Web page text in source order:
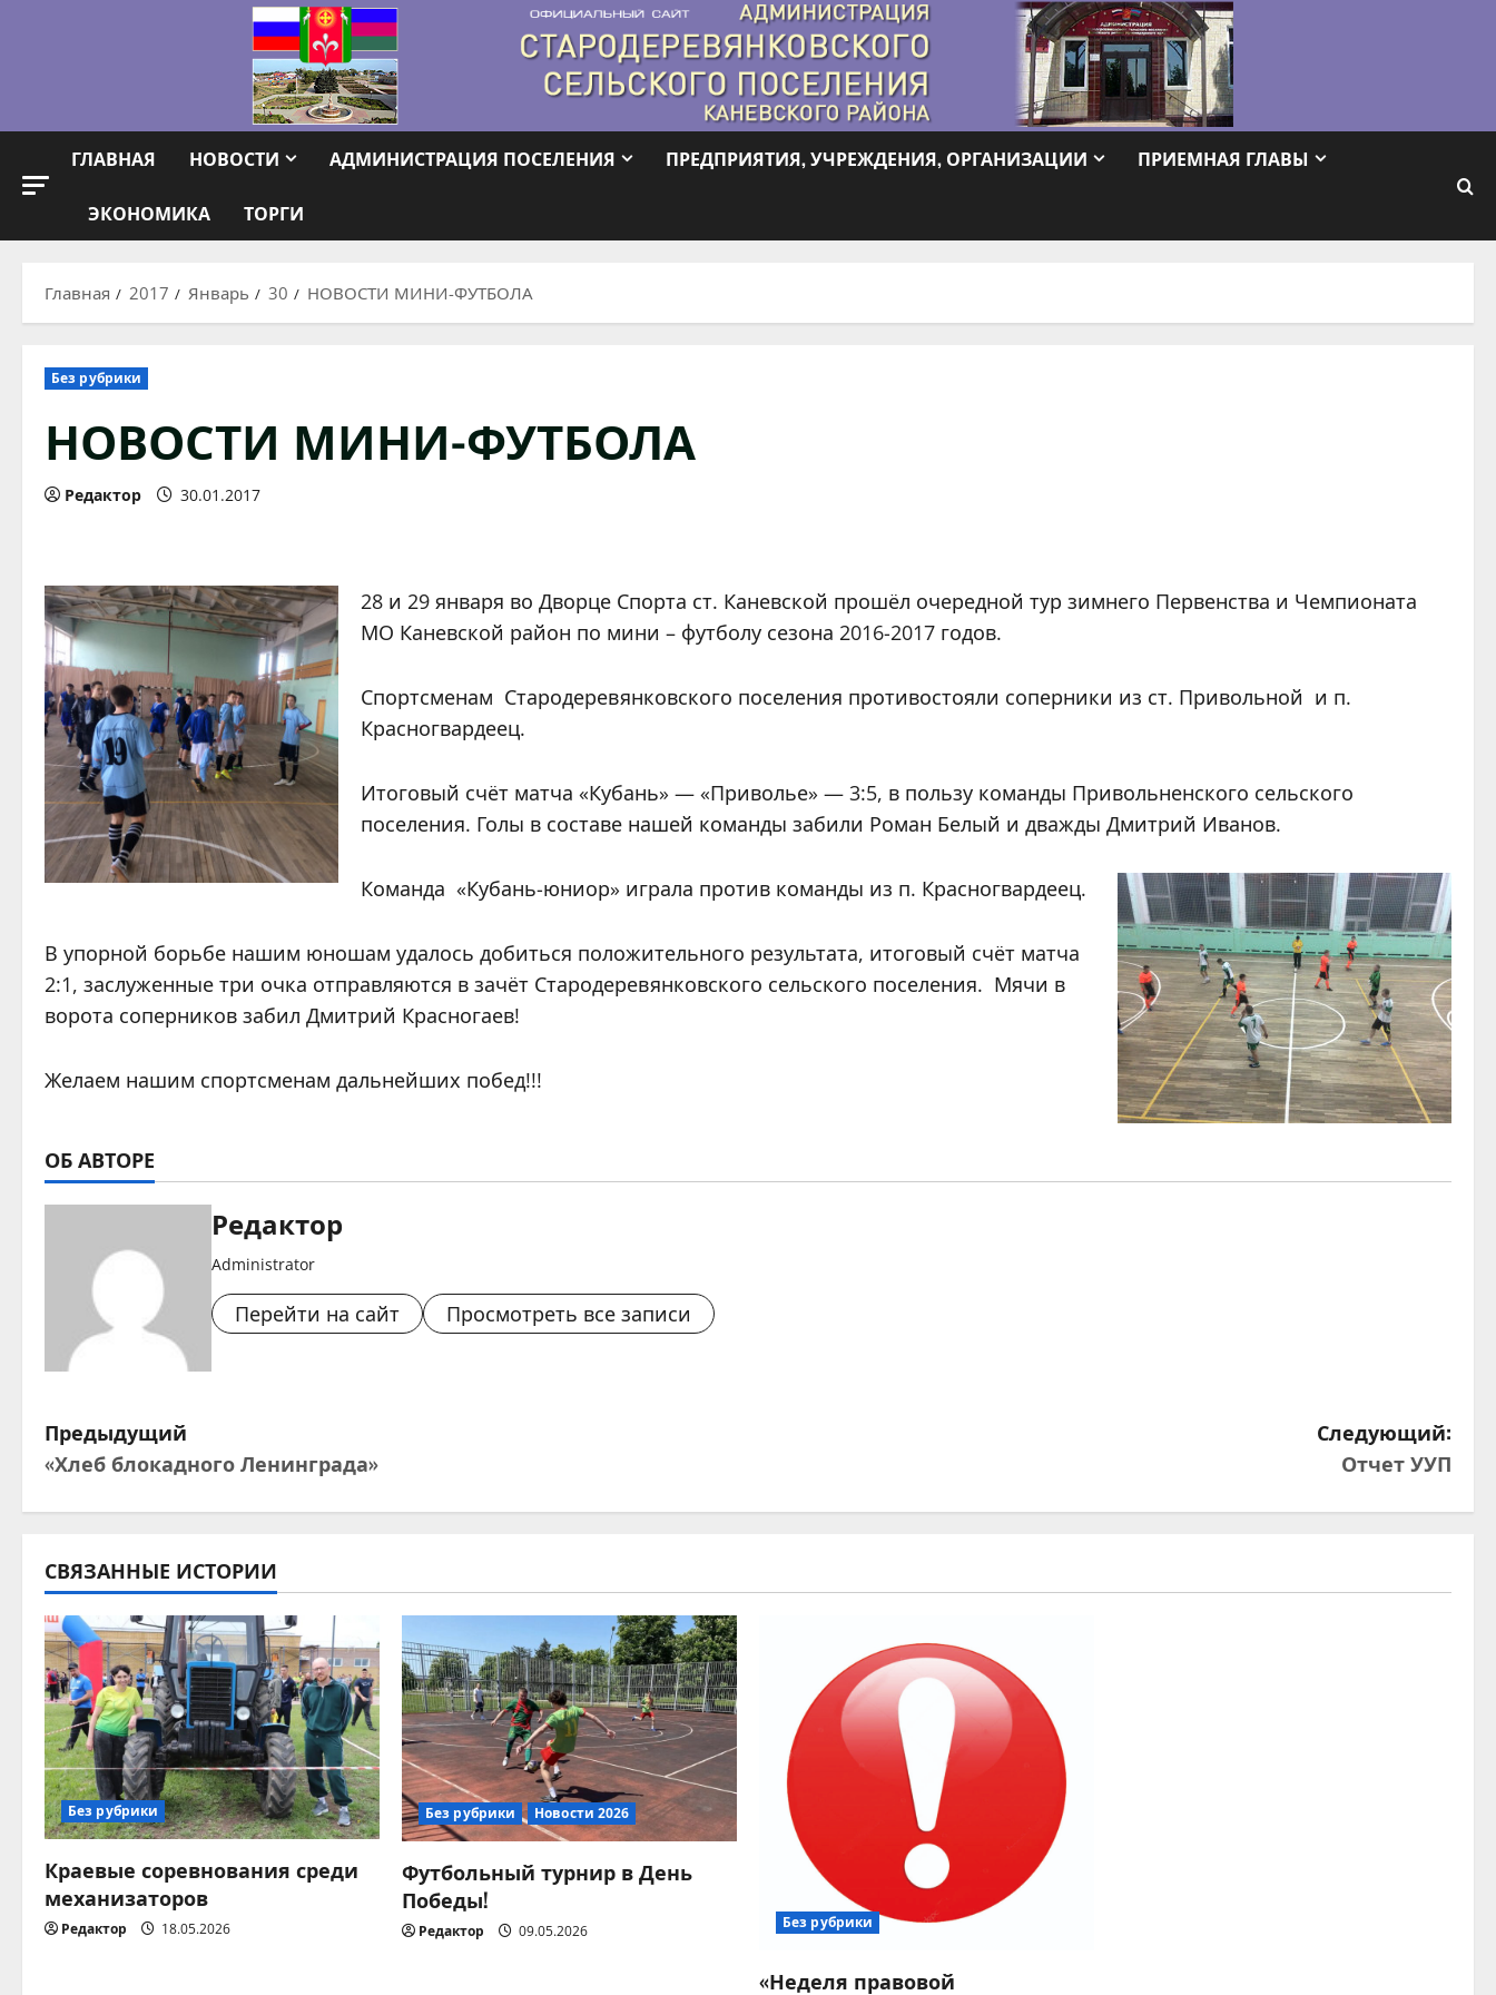
ГЛАВНАЯ НОВОСТИ АДМИНИСТРАЦИЯ ПОСЕЛЕНИЯ ПРЕДПРИЯТИЯ, УЧРЕЖДЕНИЯ, ОРГАНИЗАЦИИ ПРИЕМНАЯ ГЛАВЫ
ЭКОНОМИКА ТОРГИ
Главная 2017 Январь 30 НОВОСТИ МИНИ-ФУТБОЛА
Без рубрики
НОВОСТИ МИНИ-ФУТБОЛА
Редактор 30.01.2017
28 и 29 января во Дворце Спорта ст. Каневской прошёл очередной тур зимнего Первенства и Чемпионата
МО Каневской район по мини – футболу сезона 2016-2017 годов.
Спортсменам Стародеревянковского поселения противостояли соперники из ст. Привольной и п.
Красногвардеец.
Итоговый счёт матча «Кубань» — «Приволье» — 3:5, в пользу команды Привольненского сельского
поселения. Голы в составе нашей команды забили Роман Белый и дважды Дмитрий Иванов.
Команда «Кубань-юниор» играла против команды из п. Красногвардеец.
В упорной борьбе нашим юношам удалось добиться положительного результата, итоговый счёт матча
2:1, заслуженные три очка отправляются в зачёт Стародеревянковского сельского поселения. Мячи в
ворота соперников забил Дмитрий Красногаев!
Желаем нашим спортсменам дальнейших побед!!!
ОБ АВТОРЕ
Редактор
Administrator
Перейти на сайт Просмотреть все записи
Н
а
в
и
г
а
ц
и
я
п
о
з
Предыдущий
«Хлеб блокадного Ленинграда»
Следующий:
Отчет УУП
СВЯЗАННЫЕ ИСТОРИИ
Без рубрики
Краевые соревнования среди
механизаторов
Редактор 18.05.2026
Без рубрики Новости 2026
Футбольный турнир в День
Победы!
Редактор 09.05.2026 Без рубрики
«Неделя правовой